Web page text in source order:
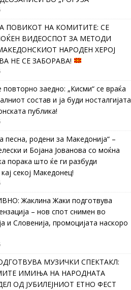
ПОВИКОТ НА КОМИТИТЕ: СЕ
ВИДЕОСПОТ ЗА МЕТОДИ
НАРОДЕН ХЕРОЈ
НЕ СЕ ЗАБОРАВА!
повторно заедно: „Кисми“ се враќа
состав и ја буди носталгијата
публика!
песна, родени за Македонија“ –
и Бојана Јованова со моќна
порака што ќе ги разбуди
секој Македонец!
Жаклина Жаки подготвува
– нов спот снимен во
и Словенија, промоцијата наскоро
МУЗИЧКИ СПЕКТАКЛ:
ИМИЊА НА НАРОДНАТА
ОД ЈУБИЛЕЈНИОТ ЕТНО ФЕСТ